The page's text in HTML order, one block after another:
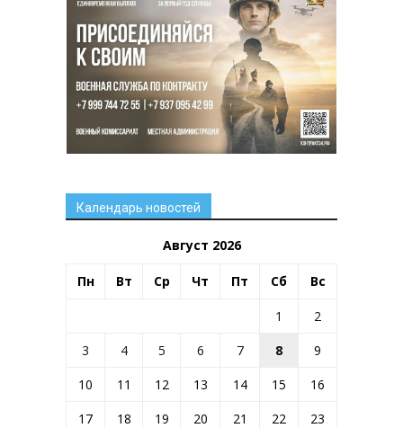
Календарь новостей
Август 2026
Пн Вт Ср Чт Пт Сб Вс
1
2
3
4 5 6 7 8
9
10
11 12 13 14 15
16
17
18 19 20 21 22
23